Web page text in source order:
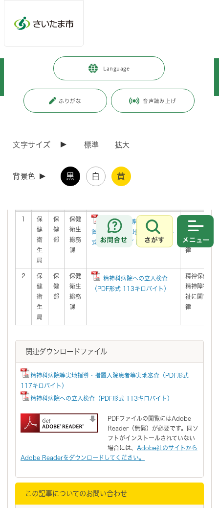
Language
ふりがな 音声読み上げ
文字サイズ 標準 拡大
背景色 黒 白 黄
お問合せ
さがす
市政情報 情報公開の総合的な推進
行政手続（申請に対する処分等）
更新日付：2025年10月30日 / ページ番号：C047543
番
所
所管
課
行政指導の名称
1
保
健
衛
生
局
保
健
部
保健
衛生
総務
課
精神科病院等実地指導・措
置入院患者等実地審査（PDF形
式 117キロバイト）
精神保健及
精神障害者
祉に関する
律
2
保
健
衛
生
局
保
健
部
保健
衛生
総務
課
精神科病院への立入検査
（PDF形式 113キロバイト）
精神保健及
精神障害者
祉に関する
律
関連ダウンロードファイル
精神科病院等実地指導・措置入院患者等実地審査（PDF形式
117キロバイト）
精神科病院への立入検査（PDF形式 113キロバイト）
PDFファイルの閲覧にはAdobe
Reader（無償）が必要です。同ソ
フトがインストールされていない
場合には、 Adobe社のサイトから
Adobe Readerをダウンロードしてください。
この記事についてのお問い合わせ